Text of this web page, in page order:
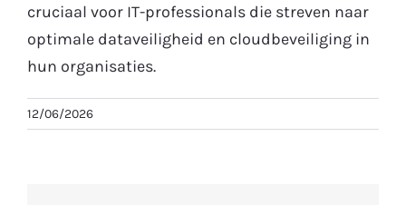
cruciaal voor IT-professionals die streven naar
optimale dataveiligheid en cloudbeveiliging in
hun organisaties.
12/06/2026